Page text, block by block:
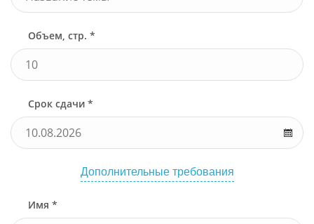
Объем, стр. *
Срок сдачи *
Дополнительные требования
Имя *